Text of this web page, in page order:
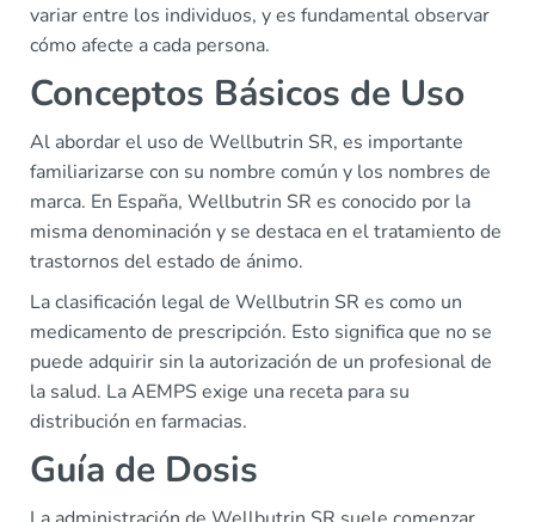
variar entre los individuos, y es fundamental observar
cómo afecte a cada persona.
Conceptos Básicos de Uso
Al abordar el uso de Wellbutrin SR, es importante
familiarizarse con su nombre común y los nombres de
marca. En España, Wellbutrin SR es conocido por la
misma denominación y se destaca en el tratamiento de
trastornos del estado de ánimo.
La clasificación legal de Wellbutrin SR es como un
medicamento de prescripción. Esto significa que no se
puede adquirir sin la autorización de un profesional de
la salud. La AEMPS exige una receta para su
distribución en farmacias.
Guía de Dosis